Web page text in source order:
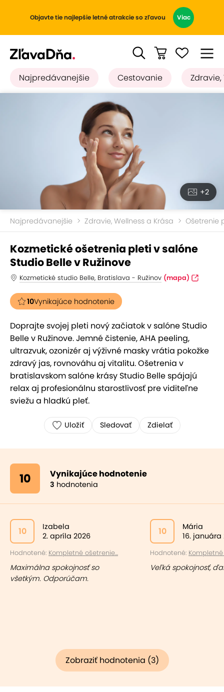
Objavte tie najlepšie letné atrakcie so zľavou Viac
Najpredávanejšie Cestovanie Zdravie,
+2
Najpredávanejšie Zdravie, Wellness a Krása Ošetrenie
Kozmetické ošetrenia pleti v salóne
Studio Belle v Ružinove
Kozmetické studio Belle, Bratislava - Ružinov (mapa)
10Vynikajúce hodnotenie
Doprajte svojej pleti nový začiatok v salóne Studio
Belle v Ružinove. Jemné čistenie, AHA peeling,
ultrazvuk, ozonizér aj výživné masky vrátia pokožke
zdravý jas, rovnováhu aj vitalitu. Ošetrenia v
bratislavskom salóne krásy Studio Belle spájajú
relax aj profesionálnu starostlivosť pre viditeľne
sviežu a hladkú pleť.
Uložiť Sledovať Zdielať
10 Vynikajúce hodnotenie
3 hodnotenia
10
Izabela
2. apríla 2026
Hodnotené: Kompletné ošetrenie...
Maximálna spokojnosť so
všetkým. Odporúčam.
10
Mária
16. januára
Hodnotené: Kompletné
Veľká spokojnosť,
Zobraziť hodnotenia (3)